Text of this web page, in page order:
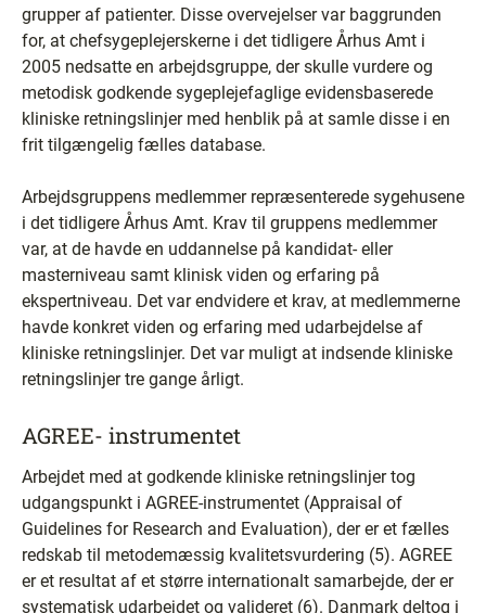
grupper af patienter. Disse overvejelser var baggrunden
for, at chefsygeplejerskerne i det tidligere Århus Amt i
2005 nedsatte en arbejdsgruppe, der skulle vurdere og
metodisk godkende sygeplejefaglige evidensbaserede
kliniske retningslinjer med henblik på at samle disse i en
frit tilgængelig fælles database.
Arbejdsgruppens medlemmer repræsenterede sygehusene
i det tidligere Århus Amt. Krav til gruppens medlemmer
var, at de havde en uddannelse på kandidat- eller
masterniveau samt klinisk viden og erfaring på
ekspertniveau. Det var endvidere et krav, at medlemmerne
havde konkret viden og erfaring med udarbejdelse af
kliniske retningslinjer. Det var muligt at indsende kliniske
retningslinjer tre gange årligt.
AGREE- instrumentet
Arbejdet med at godkende kliniske retningslinjer tog
udgangspunkt i AGREE-instrumentet (Appraisal of
Guidelines for Research and Evaluation), der er et fælles
redskab til metodemæssig kvalitetsvurdering (5). AGREE
er et resultat af et større internationalt samarbejde, der er
systematisk udarbejdet og valideret (6). Danmark deltog i